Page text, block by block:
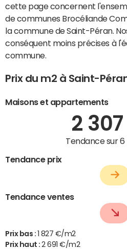
cette page concernent
de communes Brocéliande
la commune de Saint-Péran.
conséquent moins précises à
commune.
Prix du m2 à Saint-
Maisons et appartements
2 307
Tendance sur 6
Tendance prix
Tendance ventes
Prix bas :
1 827 €/m2
Prix haut :2 691 €/m2